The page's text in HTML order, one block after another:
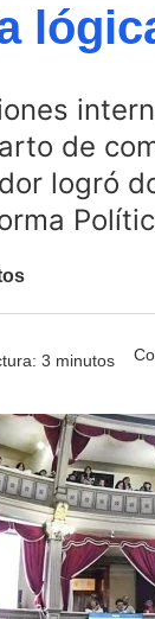
de
logró
3 minutos